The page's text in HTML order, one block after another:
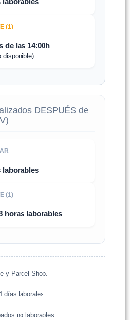
(1)
de las 14:00h
disponible)
DESPUÉS de
laborables
(1)
horas laborables
y Parcel Shop.
días laborales.
no laborables.